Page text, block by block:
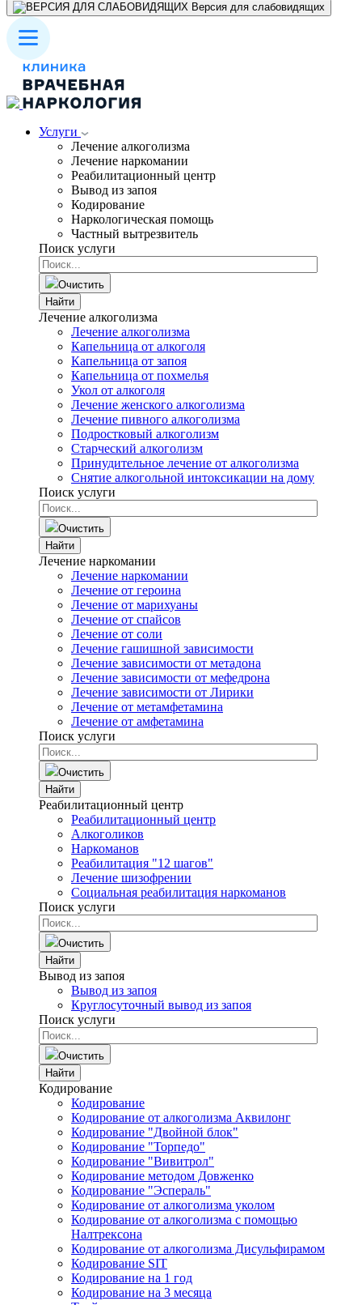
Версия для слабовидящих
Услуги
Лечение алкоголизма
Лечение наркомании
Реабилитационный центр
Вывод из запоя
Кодирование
Наркологическая помощь
Частный вытрезвитель
Поиск услуги
Очистить
Найти
Лечение алкоголизма
Лечение алкоголизма
Капельница от алкоголя
Капельница от запоя
Капельница от похмелья
Укол от алкоголя
Лечение женского алкоголизма
Лечение пивного алкоголизма
Подростковый алкоголизм
Старческий алкоголизм
Принудительное лечение от алкоголизма
Снятие алкогольной интоксикации на дому
Поиск услуги
Очистить
Найти
Лечение наркомании
Лечение наркомании
Лечение от героина
Лечение от марихуаны
Лечение от спайсов
Лечение от соли
Лечение гашишной зависимости
Лечение зависимости от метадона
Лечение зависимости от мефедрона
Лечение зависимости от Лирики
Лечение от метамфетамина
Лечение от амфетамина
Поиск услуги
Очистить
Найти
Реабилитационный центр
Реабилитационный центр
Алкоголиков
Наркоманов
Реабилитация "12 шагов"
Лечение шизофрении
Социальная реабилитация наркоманов
Поиск услуги
Очистить
Найти
Вывод из запоя
Вывод из запоя
Круглосуточный вывод из запоя
Поиск услуги
Очистить
Найти
Кодирование
Кодирование
Кодирование от алкоголизма Аквилонг
Кодирование "Двойной блок"
Кодирование "Торпедо"
Кодирование "Вивитрол"
Кодирование методом Довженко
Кодирование "Эспераль"
Кодирование от алкоголизма уколом
Кодирование от алкоголизма с помощью
Налтрексона
Кодирование от алкоголизма Дисульфирамом
Кодирование SIT
Кодирование на 1 год
Кодирование на 3 месяца